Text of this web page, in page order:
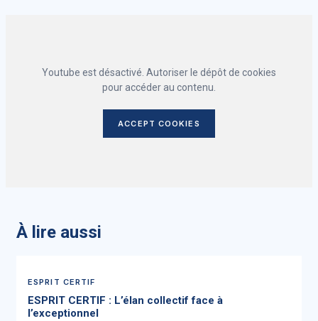
Youtube est désactivé. Autoriser le dépôt de cookies
pour accéder au contenu.
ACCEPT COOKIES
À lire aussi
ESPRIT CERTIF
ESPRIT CERTIF : L’élan collectif face à
l’exceptionnel